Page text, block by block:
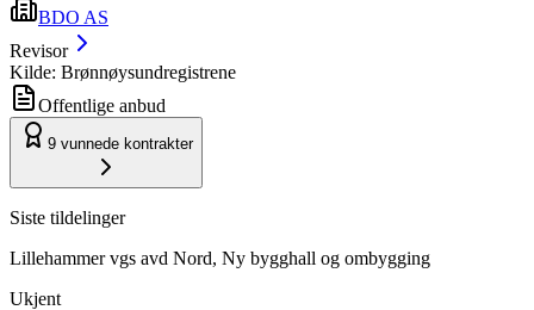
BDO AS
Revisor
Kilde: Brønnøysundregistrene
Offentlige anbud
9 vunnede kontrakter
Siste tildelinger
Lillehammer vgs avd Nord, Ny bygghall og ombygging
Ukjent